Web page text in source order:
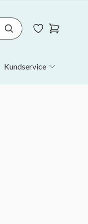
Kundservice